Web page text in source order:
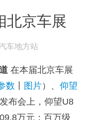
北京车展
车地方站
在本届北京车展
数 图片）、仰望
布会上，仰望U8
万元；百万级